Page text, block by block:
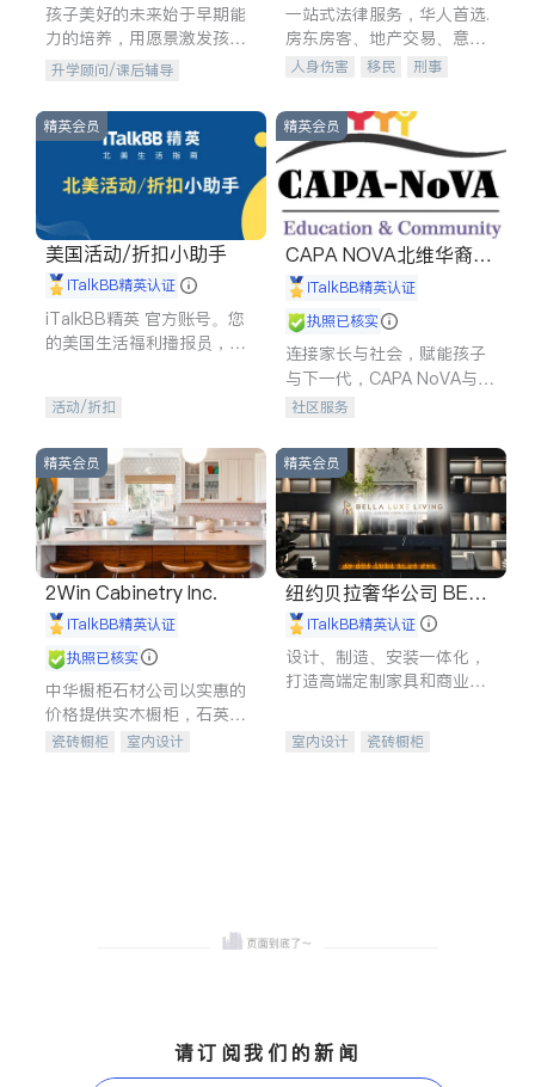
孩子美好的未来始于早期能
力的培养，用愿景激发孩子
的学习潜力和动力。理念：
拥有成长型心态是成功的基
石。
升学顾问/课后辅导
一站式法律服务，华人首选.
房东房客、地产交易、意外
伤害、车祸重伤、商业诉
建筑合同、刑事案件全包办
人身伤害 移民
刑事
信托/遗嘱
商业
索赔
律师-其它 保释
精英会员
美国活动/折扣小助手
iTalkBB精英认证
iTalkBB精英 官方账号。您
的美国生活福利播报员，精
专属福利。
活动/折扣
精英会员
CAPA NOVA北维华裔家
长会iTalkBB精英认证
执照已核实
连接家长与社会，赋能孩子
与下一代，CAPA NoVA与您
携手建设包容、公平、充满
社区服务
精英会员
2Win Cabinetry Inc.
iTalkBB精英认证
执照已核实
中华橱柜石材公司以实惠的
价格提供实木橱柜，石英石
台面，多种优质不锈钢水
瓷砖橱柜
室内设计
精英会员
纽约贝拉奢华公司 BELL
A LUXE
iTalkBB精英认证
设计、制造、安装一体化，
打造高端定制家具和商业空
室内设计
瓷砖橱柜
请订阅我们的新闻